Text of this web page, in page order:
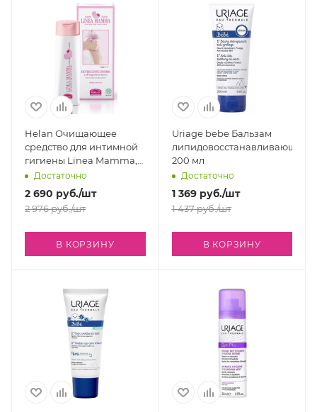
Helan Очищающее
средство для интимной
гигиены Linea Mamma,
200 мл
Достаточно
2 690 руб./шт
2 976руб./шт
В КОРЗИНУ
Uriage bebe Бальзам
липидовосстанавливающий,
200 мл
Достаточно
1 369руб./шт
1 437руб./шт
В КОРЗИНУ